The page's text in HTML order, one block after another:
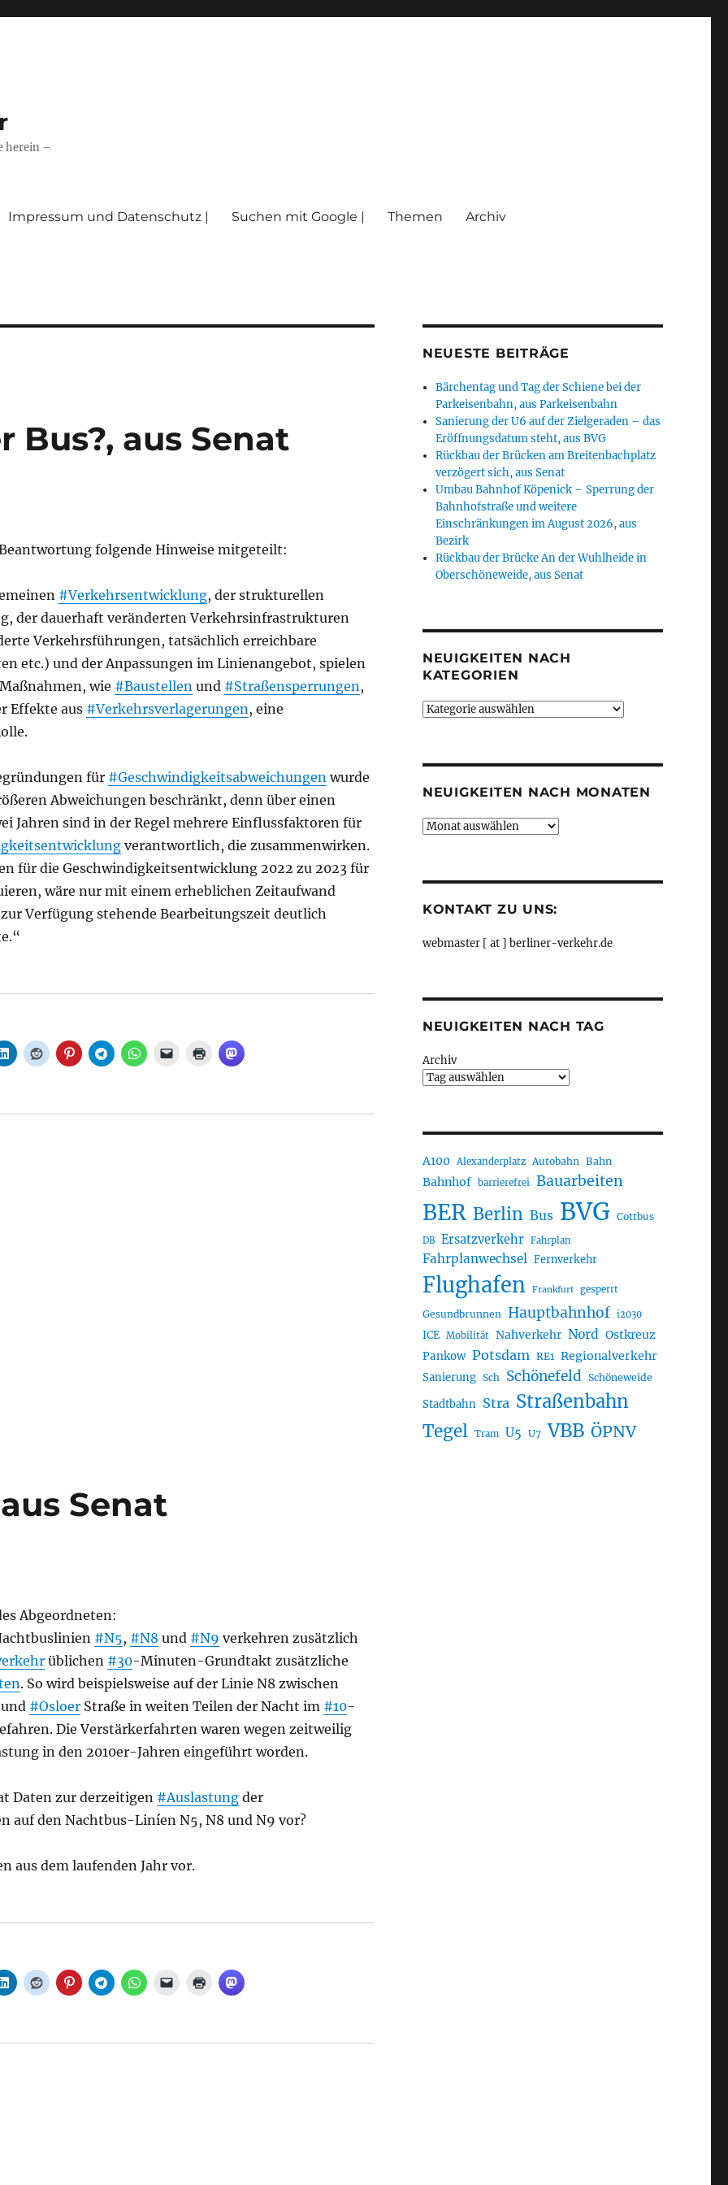
herein –
Impressum und Datenschutz | Suchen mit Google | Themen Archiv
Bus?, aus Senat
folgende Hinweise mitgeteilt:
#Verkehrsentwicklung, der strukturellen
der dauerhaft veränderten Verkehrsinfrastrukturen
Verkehrsführungen, tatsächlich erreichbare
etc.) und der Anpassungen im Linienangebot, spielen
wie #Baustellenund #Straßensperrungen,
Effekte aus #Verkehrsverlagerungen, eine
für #Geschwindigkeitsabweichungenwurde
Abweichungen beschränkt, denn über einen
Jahren sind in der Regel mehrere Einflussfaktoren für
verantwortlich, die zusammenwirken.
für die Geschwindigkeitsentwicklung 2022 zu 2023 für
wäre nur mit einem erheblichen Zeitaufwand
Verfügung stehende Bearbeitungszeit deutlich
Bus?, aus Senat“
Senat
Abgeordneten:
#N5, #N8 und #N9 verkehren zusätzlich
üblichen #30-Minuten-Grundtakt zusätzliche
. So wird beispielsweise auf der Linie N8 zwischen
#OsloerStraße in weiten Teilen der Nacht im #10-
Die Verstärkerfahrten waren wegen zeitweilig
in den 2010er-Jahren eingeführt worden.
Daten zur derzeitigen #Auslastungder
auf den Nachtbus-Liníen N5, N8 und N9 vor?
aus dem laufenden Jahr vor.
aus Senat“
NEUESTE BEITRÄGE
Bärchentag und Tag der Schiene bei der
Parkeisenbahn, aus Parkeisenbahn
Sanierung der U6 auf der Zielgeraden – das
Eröffnungsdatum steht, aus BVG
Rückbau der Brücken am Breitenbachplatz
verzögert sich, aus Senat
Umbau Bahnhof Köpenick – Sperrung der
Bahnhofstraße und weitere
Einschränkungen im August 2026, aus
Bezirk
Rückbau der Brücke An der Wuhlheide in
Oberschöneweide, aus Senat
NEUIGKEITEN NACH
KATEGORIEN
Neuigkeiten
NEUIGKEITEN NACH MONATEN
Neuigkeiten
KONTAKT ZU UNS:
webmaster [ at ] berliner-verkehr.de
NEUIGKEITEN NACH TAG
Archiv
A100 Alexanderplatz Autobahn Bahn
Bahnhof barrierefrei Bauarbeiten
BER Berlin Bus BVG Cottbus
DB Ersatzverkehr Fahrplan
Fahrplanwechsel Fernverkehr
Flughafen Frankfurt gesperrt
Gesundbrunnen Hauptbahnhof i2030
ICE Mobilität Nahverkehr Nord Ostkreuz
Pankow Potsdam RE1 Regionalverkehr
Sanierung Sch Schönefeld Schöneweide
Stadtbahn Stra Straßenbahn
Tegel Tram U5 U7 VBB ÖPNV